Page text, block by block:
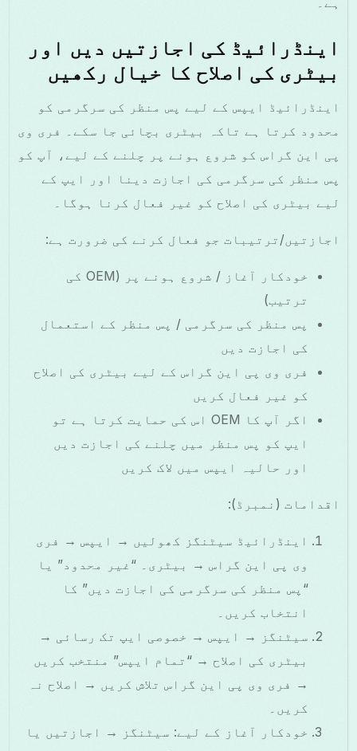
اینڈرائیڈ کی اجازتیں دیں اور
بیٹری کی اصلاح کا خیال رکھیں
اینڈرائیڈ ایپس کے لیے پس منظر کی سرگرمی کو
محدود کرتا ہے تاکہ بیٹری بچائی جا سکے۔ فری وی
پی این گراس کو شروع ہونے پر چلنے کے لیے، آپ کو
پس منظر کی سرگرمی کی اجازت دینا اور ایپ کے
لیے بیٹری کی اصلاح کو غیر فعال کرنا ہوگا۔
اجازتیں/ترتیبات جو فعال کرنے کی ضرورت ہے:
خودکار آغاز / شروع ہونے پر (OEM کی
ترتیب)
پس منظر کی سرگرمی / پس منظر کے استعمال
کی اجازت دیں
فری وی پی این گراس کے لیے بیٹری کی اصلاح
کو غیر فعال کریں
اگر آپ کا OEM اس کی حمایت کرتا ہے تو
ایپ کو پس منظر میں چلنے کی اجازت دیں
اور حالیہ ایپس میں لاک کریں
اقدامات (نمبرڈ):
اینڈرائیڈ سیٹنگز کھولیں → ایپس → فری
وی پی این گراس → بیٹری۔ “غیر محدود” یا
“پس منظر کی سرگرمی کی اجازت دیں” کا
انتخاب کریں۔
سیٹنگز → ایپس → خصوصی ایپ تک رسائی →
بیٹری کی اصلاح → “تمام ایپس” منتخب کریں
→ فری وی پی این گراس تلاش کریں → اصلاح نہ
کریں۔
خودکار آغاز کے لیے: سیٹنگز → اجازتیں یا